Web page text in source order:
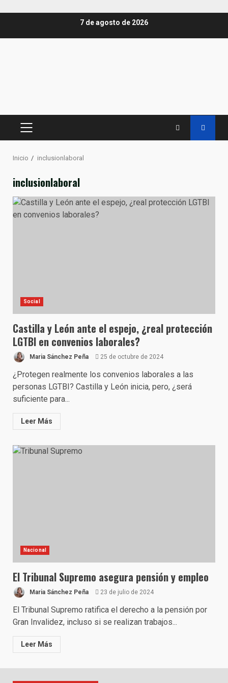
7 de agosto de 2026
MENÚ
Inicio inclusionlaboral
inclusionlaboral
Social
Castilla y León ante el espejo, ¿real protección
LGTBI en convenios laborales?
Maria Sánchez Peña 25 de octubre de 2024
¿Protegen realmente los convenios laborales a las
personas LGTBI? Castilla y León inicia, pero, ¿será
suficiente para...
Leer Más
Nacional
El Tribunal Supremo asegura pensión y empleo
Maria Sánchez Peña 23 de julio de 2024
El Tribunal Supremo ratifica el derecho a la pensión por
Gran Invalidez, incluso si se realizan trabajos...
Leer Más